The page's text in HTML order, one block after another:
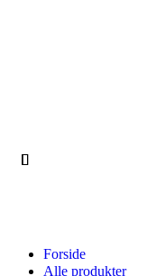
Forside
Alle produkter